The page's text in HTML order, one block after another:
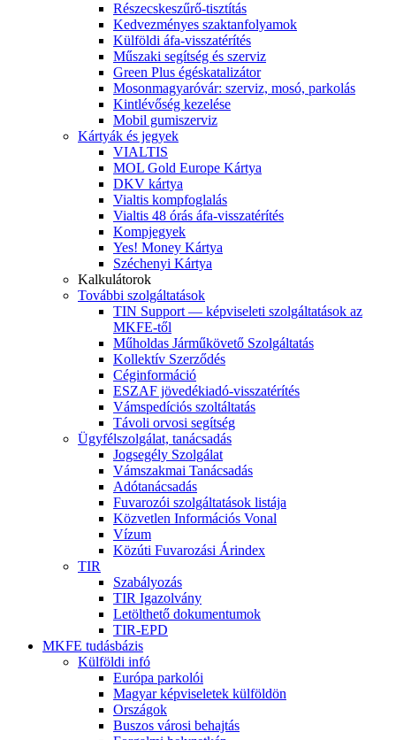
Részecskeszűrő-tisztítás
Kedvezményes szaktanfolyamok
Külföldi áfa-visszatérítés
Műszaki segítség és szerviz
Green Plus égéskatalizátor
Mosonmagyaróvár: szerviz, mosó, parkolás
Kintlévőség kezelése
Mobil gumiszerviz
Kártyák és jegyek
VIALTIS
MOL Gold Europe Kártya
DKV kártya
Vialtis kompfoglalás
Vialtis 48 órás áfa-visszatérítés
Kompjegyek
Yes! Money Kártya
Széchenyi Kártya
Kalkulátorok
További szolgáltatások
TIN Support — képviseleti szolgáltatások az
MKFE-től
Műholdas Járműkövető Szolgáltatás
Kollektív Szerződés
Céginformáció
ESZAF jövedékiadó-visszatérítés
Vámspedíciós szoltáltatás
Távoli orvosi segítség
Ügyfélszolgálat, tanácsadás
Jogsegély Szolgálat
Vámszakmai Tanácsadás
Adótanácsadás
Fuvarozói szolgáltatások listája
Közvetlen Információs Vonal
Vízum
Közúti Fuvarozási Árindex
TIR
Szabályozás
TIR Igazolvány
Letölthető dokumentumok
TIR-EPD
MKFE tudásbázis
Külföldi infó
Európa parkolói
Magyar képviseletek külföldön
Országok
Buszos városi behajtás